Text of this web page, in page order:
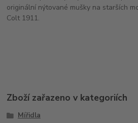
originální nýtované mušky na starších
Colt 1911.
Zboží zařazeno v kategoriích
Mířidla